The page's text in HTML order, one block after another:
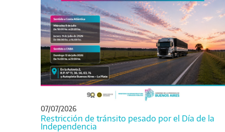
07/07/2026
Restricción de tránsito pesado por el Día de la
Independencia